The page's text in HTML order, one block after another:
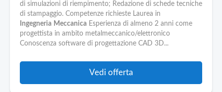
di simulazioni di riempimento; Redazione di schede tecniche
di stampaggio. Competenze richieste Laurea in
Ingegneria Meccanica Esperienza di almeno 2 anni come
progettista in ambito metalmeccanico/elettronico
Conoscenza software di progettazione CAD 3D...
Vedi offerta